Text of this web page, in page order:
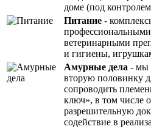
доме (под
Питание -
ветеринарными
и гигиены,
Амурные дела - мы
вторую половинку
сопроводить
ключ», в том числе
разрешительную
содействие в